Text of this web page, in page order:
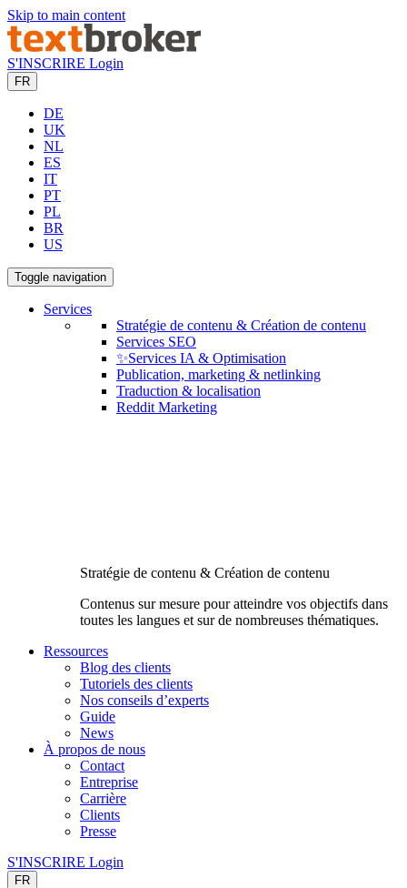
Skip to main content
S'INSCRIRE Login
FR
DE
UK
NL
ES
IT
PT
PL
BR
US
Toggle navigation
Services
Stratégie de contenu & Création de contenu
Services SEO
✨Services IA & Optimisation
Publication, marketing & netlinking
Traduction & localisation
Reddit Marketing
Stratégie de contenu & Création de contenu
Contenus sur mesure pour atteindre vos objectifs dans
toutes les langues et sur de nombreuses thématiques.
Ressources
Blog des clients
Tutoriels des clients
Nos conseils d’experts
Guide
News
À propos de nous
Contact
Entreprise
Carrière
Clients
Presse
S'INSCRIRE Login
FR